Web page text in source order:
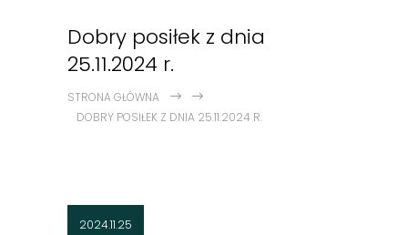
Dobry posiłek z dnia
25.11.2024 r.
STRONA GŁÓWNA
DOBRY POSIŁEK Z DNIA 25.11.2024 R.
2024.11.25